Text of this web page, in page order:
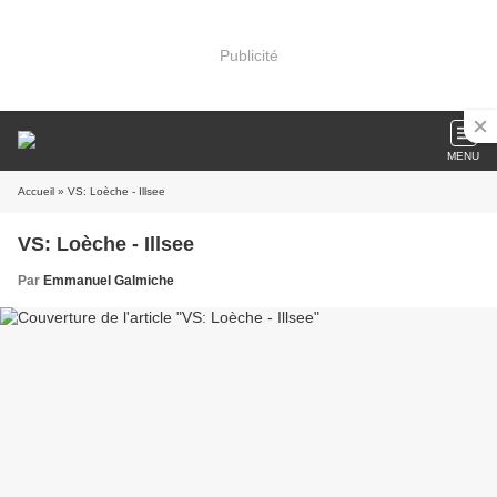
Publicité
MENU
Accueil » VS: Loèche - Illsee
VS: Loèche - Illsee
Par Emmanuel Galmiche